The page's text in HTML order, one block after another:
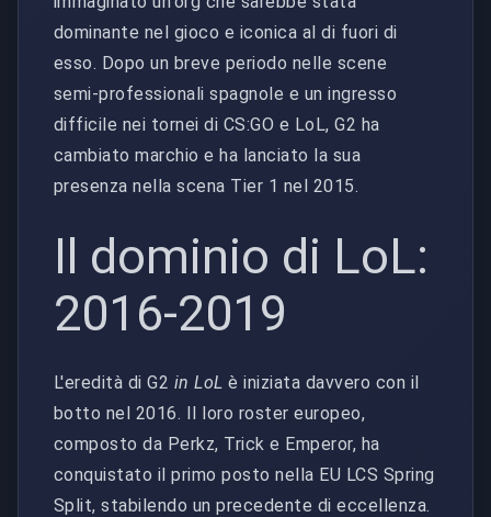
dominante nel gioco e iconica al di fuori di
esso. Dopo un breve periodo nelle scene
semi-professionali spagnole e un ingresso
difficile nei tornei di CS:GO e LoL, G2 ha
cambiato marchio e ha lanciato la sua
presenza nella scena Tier 1 nel 2015.
Il dominio di LoL:
2016-2019
L'eredità di G2 in LoL è iniziata davvero con il
botto nel 2016. Il loro roster europeo,
composto da Perkz, Trick e Emperor, ha
conquistato il primo posto nella EU LCS Spring
Split, stabilendo un precedente di eccellenza.